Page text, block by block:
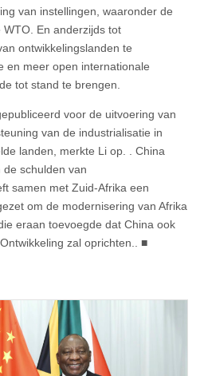
van instellingen, waaronder de
En anderzijds tot
ontwikkelingslanden te
en meer open internationale
tot stand te brengen.
voor de uitvoering van
van de industrialisatie in
landen, merkte Li op. . China
schulden van
samen met Zuid-Afrika een
om de modernisering van Afrika
eraan toevoegde dat China ook
zal oprichten.. ■